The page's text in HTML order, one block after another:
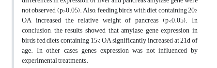
not observed (p>0.05). Also, feeding birds with diet containing 20%
OA increased the relative weight of pancreas (p<0.05). In
conclusion, the results showed that amylase gene expression in
birds fed diets containing 15% OA significantly increased at 21d of
age. In other cases, genes expression was not influenced by
experimental treatments.